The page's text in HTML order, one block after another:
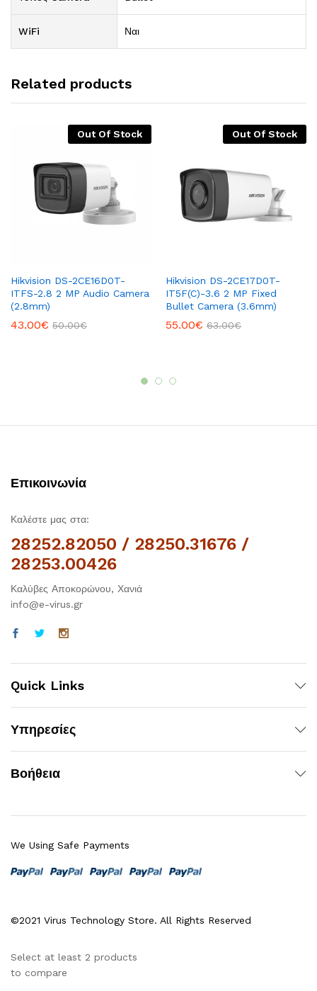
WiFi Ναι
Related products
Out Of Stock
Hikvision DS-2CE16D0T-
ITFS-2.8 2 MP Audio Camera
(2.8mm)
43.00€ 50.00€
Out Of Stock
Hikvision DS-2CE17D0T-
IT5F(C)-3.6 2 MP Fixed
Bullet Camera (3.6mm)
55.00€ 63.00€
Επικοινωνία
Καλέστε μας στα:
28252.82050 / 28250.31676 /
28253.00426
Καλύβες Αποκορώνου, Χανιά
info@e-virus.gr
Quick Links
Υπηρεσίες
Βοήθεια
©2021 Virus Technology Store. All Rights Reserved
We Using Safe Payments
Select at least 2 products
to compare